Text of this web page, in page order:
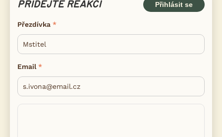
PŘIDEJTE REAKCI Přihlásit se
Přezdívka
Email